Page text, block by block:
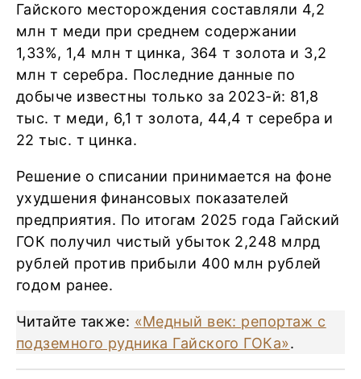
Гайского месторождения составляли 4,2
млн т меди при среднем содержании
1,33%, 1,4 млн т цинка, 364 т золота и 3,2
млн т серебра. Последние данные по
добыче известны только за 2023-й: 81,8
тыс. т меди, 6,1 т золота, 44,4 т серебра и
22 тыс. т цинка.
Решение о списании принимается на фоне
ухудшения финансовых показателей
предприятия. По итогам 2025 года Гайский
ГОК получил чистый убыток 2,248 млрд
рублей против прибыли 400 млн рублей
годом ранее.
Читайте также: «Медный век: репортаж с
подземного рудника Гайского ГОКа».